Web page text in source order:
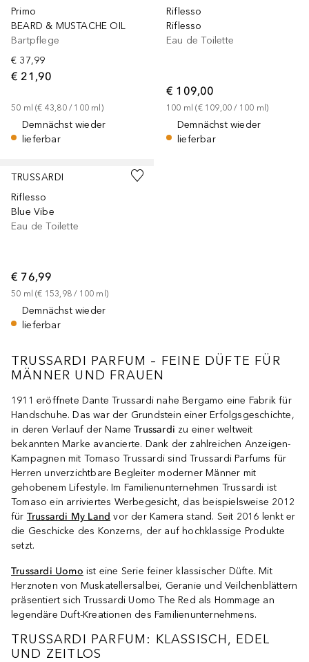
Primo
BEARD & MUSTACHE OIL
Bartpflege
€ 37,99
€ 21,90
50 ml (€ 43,80 / 100 ml )
Demnächst wieder
lieferbar
Riflesso
Riflesso
Eau de Toilette
€ 109,00
100 ml (€ 109,00 / 100 ml)
Demnächst wieder
lieferbar
TRUSSARDI
Riflesso
Blue Vibe
Eau de Toilette
€ 76,99
50 ml (€ 153,98 / 100 ml )
Demnächst wieder
lieferbar
TRUSSARDI PARFUM – FEINE DÜFTE FÜR
MÄNNER UND FRAUEN
1911 eröffnete Dante Trussardi nahe Bergamo eine Fabrik für
Handschuhe. Das war der Grundstein einer Erfolgsgeschichte,
in deren Verlauf der NameTrussardi zu einer weltweit
bekannten Marke avancierte. Dank der zahlreichen Anzeigen-
Kampagnen mit Tomaso Trussardi sind Trussardi Parfums für
Herren unverzichtbare Begleiter moderner Männer mit
gehobenem Lifestyle. Im Familienunternehmen Trussardi ist
Tomaso ein arriviertes Werbegesicht, das beispielsweise 2012
für Trussardi My Land vor der Kamera stand. Seit 2016 lenkt er
die Geschicke des Konzerns, der auf hochklassige Produkte
setzt.
Trussardi Uomo ist eine Serie feiner klassischer Düfte. Mit
Herznoten von Muskatellersalbei, Geranie und Veilchenblättern
präsentiert sich Trussardi Uomo The Red als Hommage an
legendäre Duft-Kreationen des Familienunternehmens.
TRUSSARDI PARFUM: KLASSISCH, EDEL
UND ZEITLOS